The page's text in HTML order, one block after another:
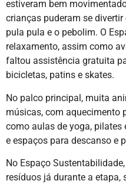
estiveram bem
crianças puderam se
pula pula e o pebolim. O
relaxamento, assim como
faltou assistência gratuita
bicicletas, patins e skates.
No palco principal, muita
músicas, com aquecimento
como aulas de yoga, pilates
e espaços para descanso e
No Espaço
resíduos já durante a etapa,